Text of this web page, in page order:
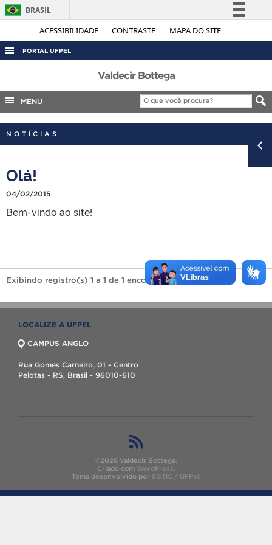
ACESSIBILIDADE CONTRASTE MAPA DO SITE
BRASIL
Simplifique!
Acesso à informação
Legislação
PORTAL UFPEL
ACESSO À INFORMAÇÃO
AUDITORIA
COBALTO
CONCURSOS
INTERNACIONAL
OUVIDORIA
PORTARIAS
Valdecir Bottega
MENU
NOTÍCIAS
Olá!
04/02/2015
Bem-vindo ao site!
Exibindo registro(s) 1 a 1 de 1 encontrado(s).
LOCALIZE A UFPEL
CAMPUS ANGLO
Rua Gomes Carneiro, 01 - Centro
Pelotas - RS, Brasil - 96010-610
©2026 Valdecir Bottega.
Criado com WordPress.
Tema desenvolvido por SGTIC / UFPel.